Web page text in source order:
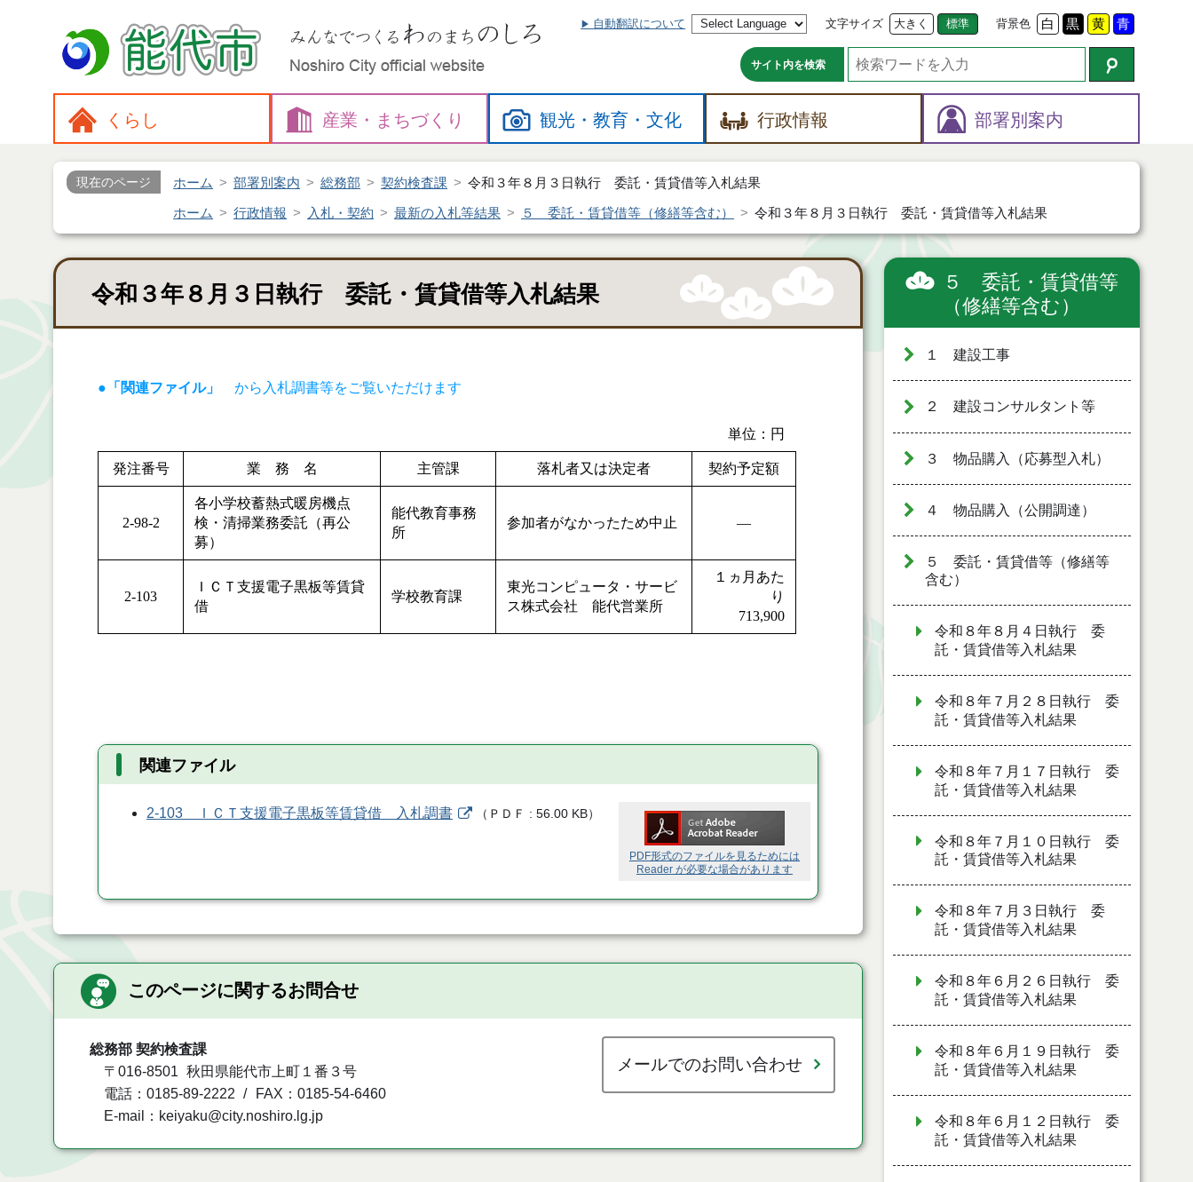
自動翻訳について 文字サイズ 大きく 標準 背景色 白 黒 黄 青
サイト内を検索
くらし 産業・ まちづくり 観光・教育・文化 行政情報 部署別案内
現在のページ ホーム 部署別案内 総務部 契約検査課 令和３年８月３日執行 委託・賃貸借等入札結果
ホーム 行政情報 入札・契約 最新の入札等結果 ５ 委託・賃貸借等（修繕等含む） 令和３年８月３日執行 委託・賃貸借等入札結果
令和３年８月３日執行 委託・賃貸借等入札結果
●「関連ファイル」 から入札調書等をご覧いただけます
単位：円
発注番号 業 務 名 主管課 落札者又は決定者 契約予定額
2-98-2
各小学校蓄熱式暖房機点
検・清掃業務委託（再公
募）
能代教育事務
所
参加者がなかったため中止 ―
2-103
ＩＣＴ支援電子黒板等賃貸
借
学校教育課
東光コンピュータ・サービ
ス株式会社 能代営業所
１ヵ月あた
り
713,900
関連ファイル
PDF形式のファイルを見るためには
Reader が必要な場合があります
2-103 ＩＣＴ支援電子黒板等賃貸借 入札調書 （ ＰＤＦ 56.00 KB）
このページに関するお問合せ
総務部 契約検査課
〒016-8501
秋田県能代市上町１番３号
電話：0185-89-2222
FAX：0185-54-6460
E-mail：keiyaku@city.noshiro.lg.jp
メールでのお問い合わせ
５ 委託・賃貸借等
（修繕等含む）
１ 建設工事
２ 建設コンサルタント等
３ 物品購入（応募型入札）
４ 物品購入（公開調達）
５ 委託・賃貸借等（修繕等
含む）
令和８年８月４日執行 委
託・賃貸借等入札結果
令和８年７月２８日執行 委
託・賃貸借等入札結果
令和８年７月１７日執行 委
託・賃貸借等入札結果
令和８年７月１０日執行 委
託・賃貸借等入札結果
令和８年７月３日執行 委
託・賃貸借等入札結果
令和８年６月２６日執行 委
託・賃貸借等入札結果
令和８年６月１９日執行 委
託・賃貸借等入札結果
令和８年６月１２日執行 委
託・賃貸借等入札結果